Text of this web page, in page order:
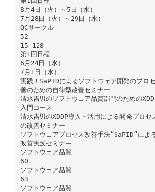
8月4日（火）～5日（水）
7月28日（火）～29日（水）
QCサークル
52
15-128
第1回日程
6月24日（水）
7月1日（水）
実践！SaPIDによるソフトウェア開発のプロ
善のための自律型改善セミナー
清水吉男のソフトウェア品質部門のための
入門コース
清水吉男のXDDP導入・活用による開発プロセ
の改善セミナー
ソフトウェアプロセス改善手法“SaPID”によ
改善実践セミナー
ソフトウェア品質
60
ソフトウェア品質
63
ソフトウェア品質